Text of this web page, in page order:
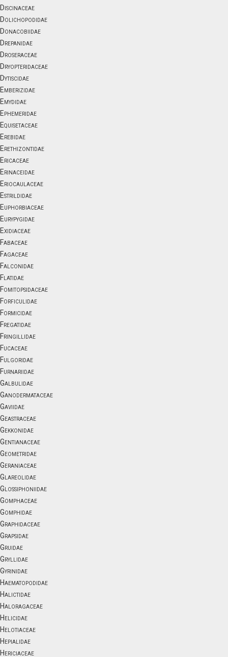
Discinaceae
Dolichopodidae
Donacobiidae
Drepanidae
Droseraceae
Dryopteridaceae
Dytiscidae
Emberizidae
Emydidae
Ephemeridae
Equisetaceae
Erebidae
Erethizontidae
Ericaceae
Erinaceidae
Eriocaulaceae
Estrildidae
Euphorbiaceae
Eurypygidae
Exidiaceae
Fabaceae
Fagaceae
Falconidae
Flatidae
Fomitopsidaceae
Forficulidae
Formicidae
Fregatidae
Fringillidae
Fucaceae
Fulgoridae
Furnariidae
Galbulidae
Ganodermataceae
Gaviidae
Geastraceae
Gekkonidae
Gentianaceae
Geometridae
Geraniaceae
Glareolidae
Glossiphoniidae
Gomphaceae
Gomphidae
Graphidaceae
Grapsidae
Gruidae
Gryllidae
Gyrinidae
Haematopodidae
Halictidae
Haloragaceae
Helicidae
Helotiaceae
Hepialidae
Hericiaceae